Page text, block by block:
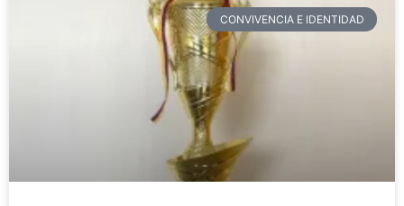
CONVIVENCIA E IDENTIDAD